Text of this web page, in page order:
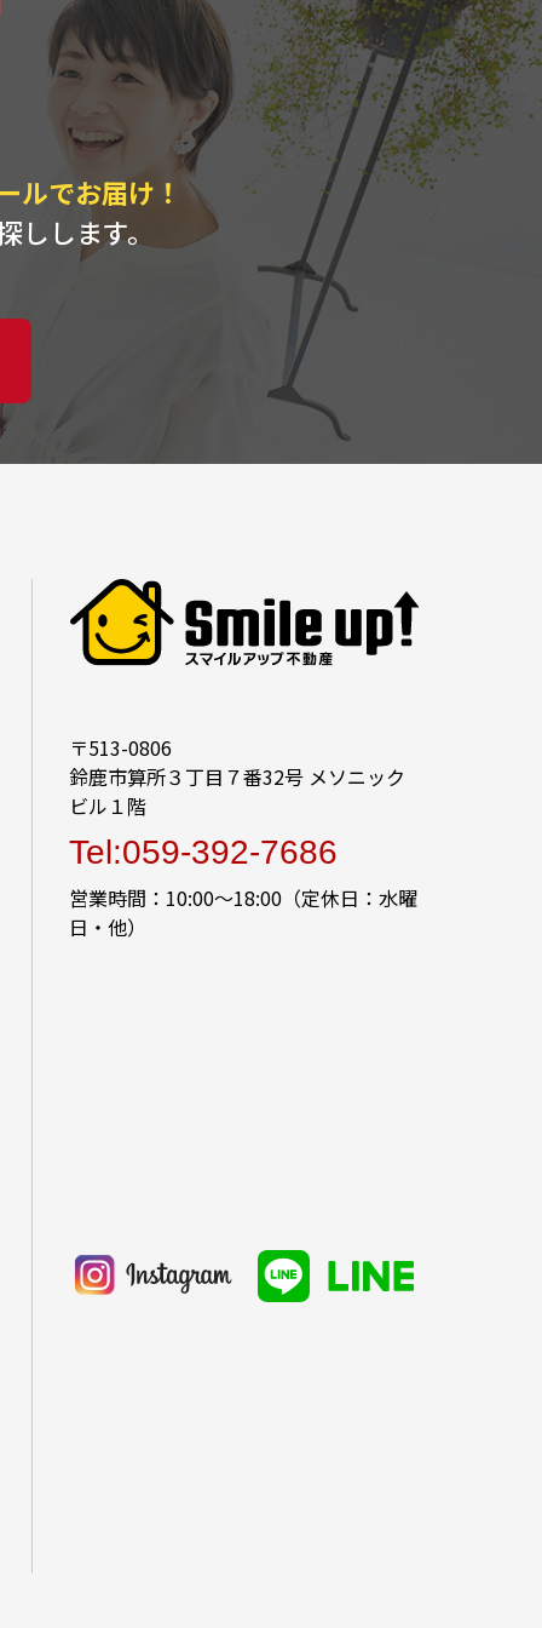
ルでお届け！
します。
〒513-0806
鈴鹿市算所３丁目７番32号 メソニック
ビル１階
Tel:059-392-7686
営業時間：10:00～18:00（定休日：水曜
日・他）